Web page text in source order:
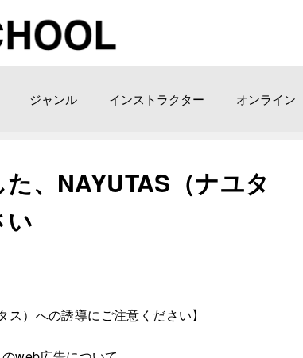
ジャンル インストラクター オンライン
、NAYUTAS（ナユタ
い
）への誘導にご注意ください】